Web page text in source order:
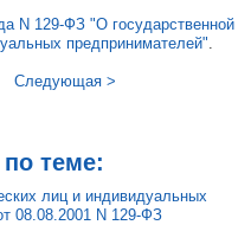
N 129-ФЗ "О государственной
предпринимателей"
Следующая >
теме:
лиц и индивидуальных
08.08.2001 N 129-ФЗ